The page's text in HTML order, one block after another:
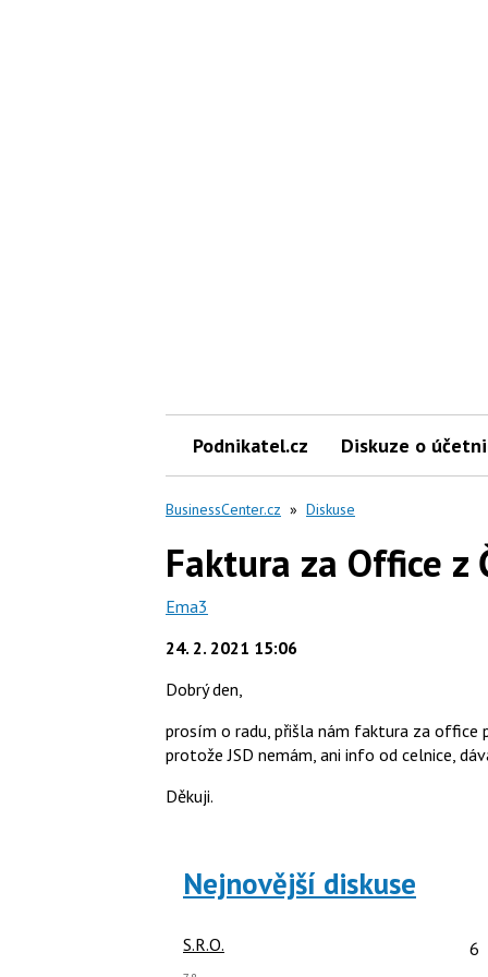
Podnikatel.cz Diskuze o
BusinessCenter.cz » Diskuse
Faktura za Office z
Ema3
24. 2. 2021 15:06
Dobrý den,
prosím o radu, přišla nám faktura za office
protože JSD nemám, ani info od celnice,
Děkuji.
Nejnovější diskuse
S.R.O. 6